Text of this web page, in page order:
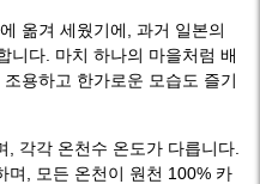
옮겨 세웠기에, 과거 일본의
니다. 마치 하나의 마을처럼 배
용하고 한가로운 모습도 즐기
각각 온천수 온도가 다릅니다.
며, 모든 온천이 원천 100% 카